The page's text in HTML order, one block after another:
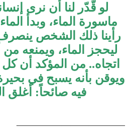
لو قُّدّر لنا أن نرى
ماسورة الماء، وبدأ
رأينا ذلك الشخص
ليحجز الماء، ويمنعه
اتجاه.. من المؤكد أن
ويوقن بأنه يسبح في
فيه صائحاً: أغلق